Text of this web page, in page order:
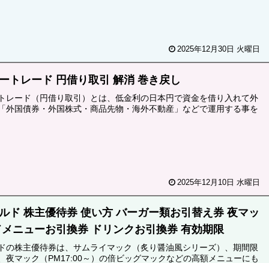
2025年12月30日 火曜日
トレード 円借り取引 解消 巻き戻し
レード（円借り取引）とは、低金利の日本円で資金を借り入れて外
外国債券・外国株式・商品先物・海外不動産」などで運用する事を
2025年12月10日 水曜日
ド 株主優待券 使い方 バーガー類お引替え券 夜マッ
ニューお引換券 ドリンクお引換券 有効期限
の株主優待券は、サムライマック（炙り醤油風シリーズ）、期間限
夜マック（PM17:00～）の倍ビッグマックなどの高額メニューにも